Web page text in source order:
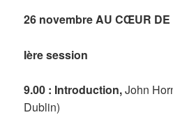
26 novembreAU CŒUR DE
Ière session
9.00 : Introduction,John
Dublin)